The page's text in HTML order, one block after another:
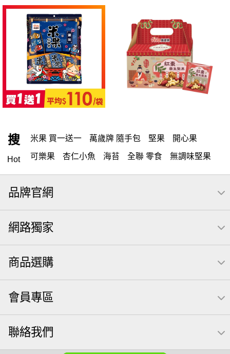
搜
Hot
米果 買一送一 萬歲牌 隨手包 堅果 開心果
可樂果 杏仁小魚 海苔 全聯 零食 無調味堅果
無調味 全聯 禮盒 堅穀力 綜合纖果 全聯 素食
萬歲開心果
全聯 拜拜 洋芋片 元本山 萬歲牌 甘栗 小魚
薯條
南瓜子 每日 icash 起司 義大利麵 荷卡
卡廸那 95℃鮮脆三色丁
【萬歲牌】每日堅果系列 萬歲牌 南瓜籽
芥末 可樂果
VA 萬歲牌 總匯點心包(42gx20包) 總匯點心包
減糖日記
品牌官網
網路獨家
商品選購
會員專區
聯絡我們